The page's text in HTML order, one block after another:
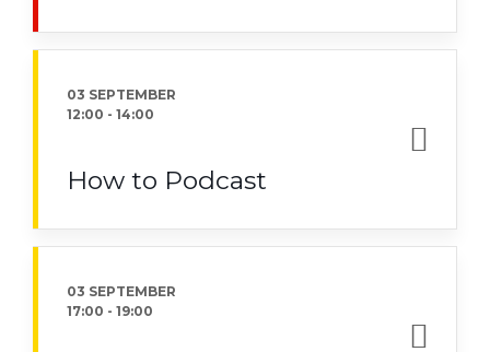
03 SEPTEMBER
12:00 - 14:00
How to Podcast
03 SEPTEMBER
17:00 - 19:00